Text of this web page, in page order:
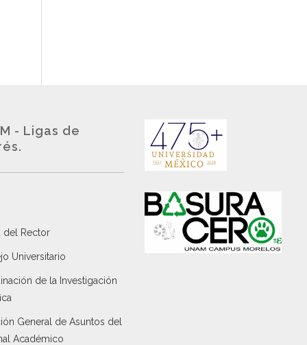
- Ligas de
del Rector
Universitario
de la Investigación
General de Asuntos del
Académico